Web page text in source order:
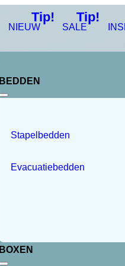
NIEUW
Tip!
SALE
Tip!
BEDDEN
Stapelbedden
Evacuatiebedden
BOXEN